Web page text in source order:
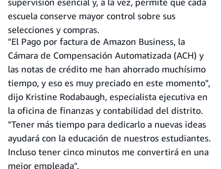
escuela conserve mayor control sobre sus
selecciones y compras.
"El Pago por factura de Amazon Business, la
Cámara de Compensación Automatizada (ACH) y
las notas de crédito me han ahorrado muchísimo
tiempo, y eso es muy preciado en este momento",
dijo Kristine Rodabaugh, especialista ejecutiva en
la oficina de finanzas y contabilidad del distrito.
"Tener más tiempo para dedicarlo a nuevas ideas
ayudará con la educación de nuestros estudiantes.
Incluso tener cinco minutos me convertirá en una
mejor empleada".